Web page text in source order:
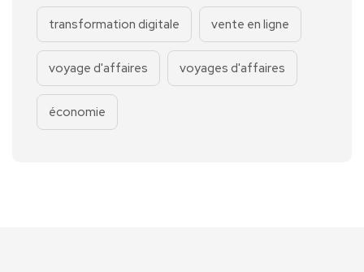
transformation digitale vente en ligne
voyage d'affaires voyages d'affaires
économie